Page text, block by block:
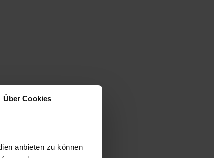
Über Cookies
anbieten zu können